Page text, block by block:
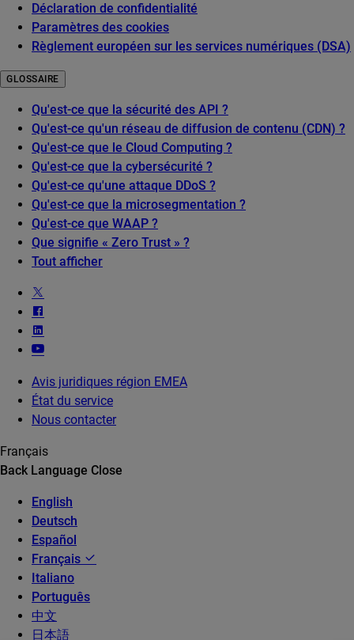
Déclaration de confidentialité
Paramètres des cookies
Règlement européen sur les services numériques (DSA)
GLOSSAIRE
Qu'est-ce que la sécurité des API ?
Qu'est-ce qu'un réseau de diffusion de contenu (CDN) ?
Qu'est-ce que le Cloud Computing ?
Qu'est-ce que la cybersécurité ?
Qu'est-ce qu'une attaque DDoS ?
Qu'est-ce que la microsegmentation ?
Qu'est-ce que WAAP ?
Que signifie « Zero Trust » ?
Tout afficher
Avis juridiques région EMEA
État du service
Nous contacter
Français
Back Language Close
English
Deutsch
Español
Français
Italiano
Português
中文
日本語